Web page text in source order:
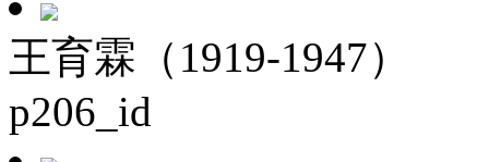
王育霖（1919-1947）
p206_id